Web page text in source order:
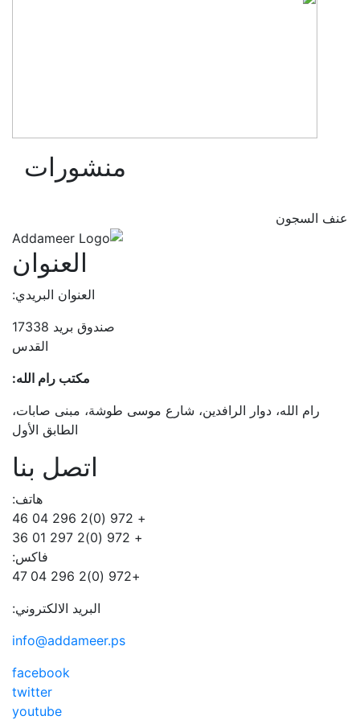
منشورات
عنف السجون
العنوان
العنوان البريدي:
صندوق بريد 17338
القدس
مكتب رام الله:
رام الله، دوار الرافدين، شارع موسى طوشة، مبنى صابات،
الطابق الأول
اتصل بنا
هاتف:
+ 972 (0)2 296 04 46
+ 972 (0)2 297 01 36
فاكس:
+972 (0)2 296 04 47
البريد الالكتروني:
info@addameer.ps
facebook
twitter
youtube